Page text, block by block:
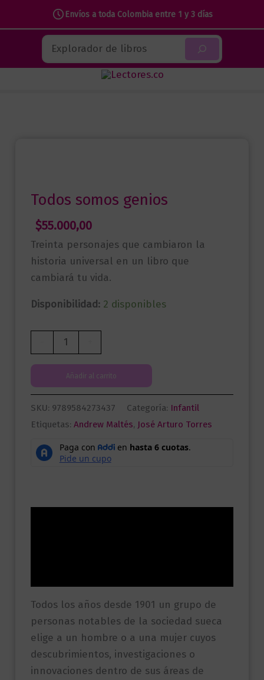
Envíos a toda Colombia entre 1 y 3 días
contenido
Buscar
Todos somos genios
$55.000,00
Treinta personajes que cambiaron la
historia universal en un libro que
cambiará tu vida.
Disponibilidad: 2 disponibles
somos
genios
cantidad
Añadir al carrito
SKU: 9789584273437 Categoría: Infantil
Etiquetas: Andrew Maltés, José Arturo Torres
Todos los años desde 1901 un grupo de
personas notables de la sociedad sueca
elige a un hombre o a una mujer cuyos
descubrimientos, investigaciones o
innovaciones dentro de sus áreas de
cantidad